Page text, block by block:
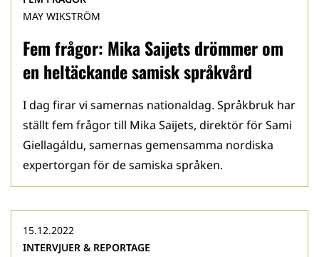
Fem frågor: Mika Saijets drömmer om
en heltäckande samisk språkvård
MAY WIKSTRÖM
I dag firar vi samernas nationaldag. Språkbruk har
ställt fem frågor till Mika Saijets, direktör för Sami
Giellagáldu, samernas gemensamma nordiska
expertorgan för de samiska språken.
15.12.2022
INTERVJUER & REPORTAGE